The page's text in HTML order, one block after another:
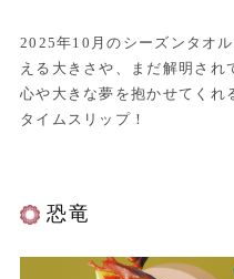
2025年10月のシーズンタオ
える大きさや、まだ解明され
心や大きな夢を抱かせてくれ
タイムスリップ！
恐竜